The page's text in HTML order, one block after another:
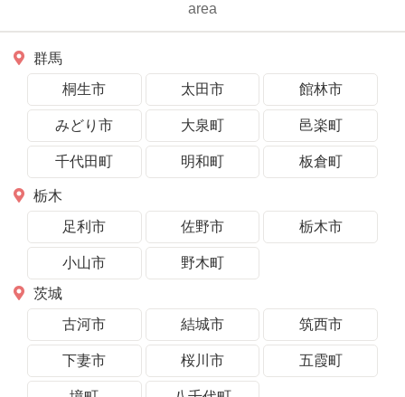
area
群馬
桐生市
太田市 館林市
みどり市 大泉町 邑楽町
千代田町 明和町 板倉町
栃木
足利市
佐野市 栃木市
小山市
野木町
茨城
古河市
結城市 筑西市
下妻市 桜川市 五霞町